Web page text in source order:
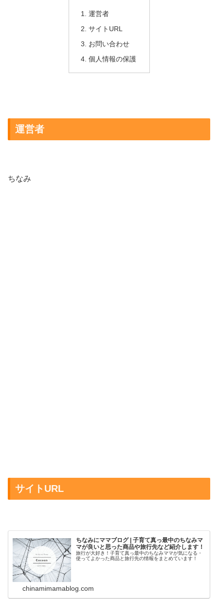
運営者
サイトURL
お問い合わせ
個人情報の保護
運営者
ちなみ
サイトURL
ちなみにママブログ | 子育て真っ最中のちなみマ
マが良いと思った商品や旅行先など紹介します！
旅行が大好き！子育て真っ最中のちなみママが気になる・
使ってよかった商品と旅行先の情報をまとめています！
chinamimamablog.com